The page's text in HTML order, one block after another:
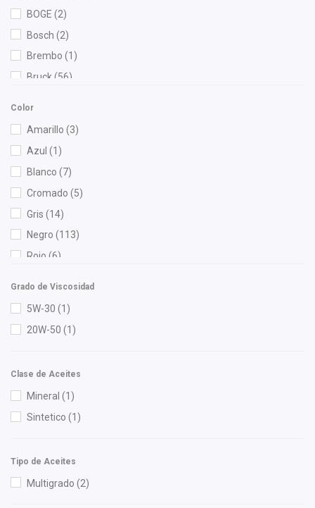
BOGE (2)
Bosch (2)
Brembo (1)
Bruck(56)
GABRIEL(2)
Gates (1)
Gonher (6)
HO(1)
HUSHAN(3)
Injetech(7)
ISAKA
(18)
(2)
Color
Amarillo (3)
Azul (1)
Blanco (7)
Cromado (5)
Gris (14)
Negro (113)
Rojo (6)
Grado de Viscosidad
5W-30 (1)
20W-50 (1)
Clase de Aceites
Mineral (1)
Sintetico (1)
Tipo de Aceites
Multigrado (2)